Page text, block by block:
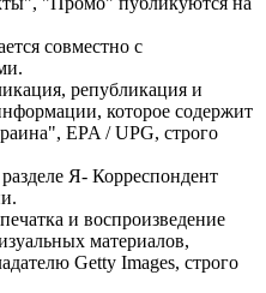
совместно с
републикация и
которое содержит
EPA / UPG, строго
Я- Корреспондент
и воспроизведение
материалов,
Getty Images, строго